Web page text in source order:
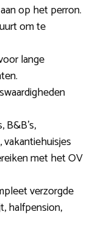
op het perron.
om te
lange
B&B’s,
met het OV
verzorgde
halfpension,